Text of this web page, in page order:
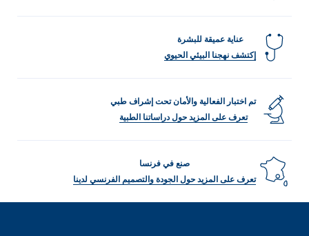
عناية عميقة للبشرة
إكتشف نهجنا البيئي الحيوي
تم اختبار الفعالية والأمان تحت إشراف طبي
تعرف على المزيد حول دراساتنا الطبية
صنع في فرنسا
تعرف على المزيد حول الجودة والتصميم الفرنسي لدينا